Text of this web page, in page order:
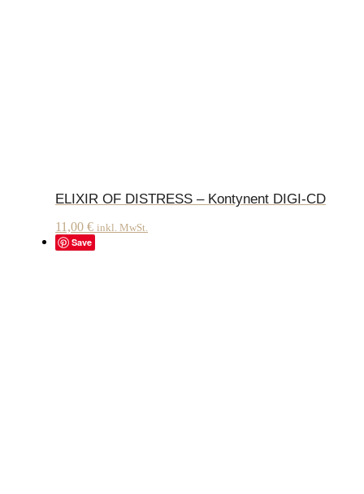
ELIXIR OF DISTRESS – Kontynent DIGI-CD
11,00 € inkl. MwSt.
Save